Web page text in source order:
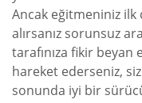
Ancak eğitmeniniz
alırsanız sorunsuz
tarafınıza fikir beyan
hareket ederseniz,
sonunda iyi bir